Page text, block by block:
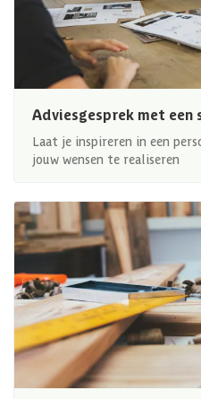
Adviesgesprek met een
Laat je inspireren in een
jouw wensen te realiseren